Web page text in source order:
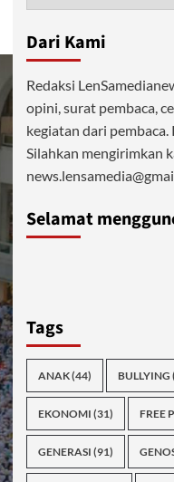
Dari Kami
Redaksi
opini, surat pembaca,
kegiatan dari
Silahkan mengirimkan
Selamat
Tags
ANAK(44) BULLYING
EKONOMI (31) FREE
GENERASI (91)